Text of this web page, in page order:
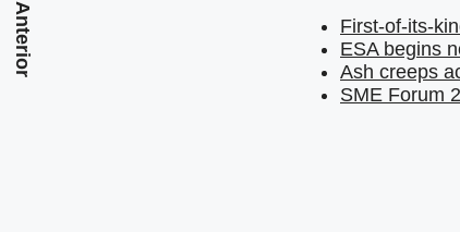
First-of-its-
ESA begins
Ash creeps
SME Forum
Anterior